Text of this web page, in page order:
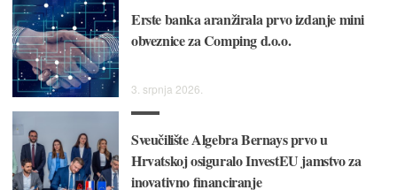
Erste banka aranžirala prvo izdanje mini
obveznice za Comping d.o.o.
3. srpnja 2026.
Sveučilište Algebra Bernays prvo u
Hrvatskoj osiguralo InvestEU jamstvo za
inovativno financiranje